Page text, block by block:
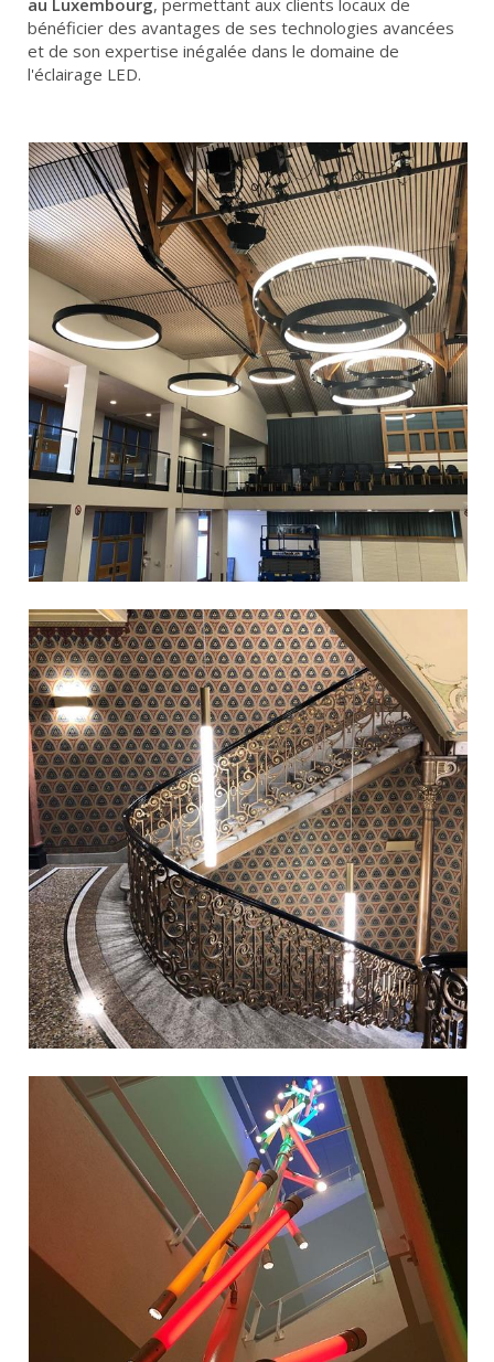
au Luxembourg, permettant aux clients locaux de
bénéficier des avantages de ses technologies avancées
et de son expertise inégalée dans le domaine de
l'éclairage LED.